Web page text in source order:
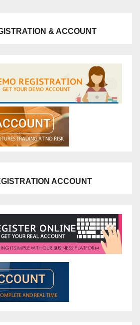
& ACCOUNT
ACCOUNT